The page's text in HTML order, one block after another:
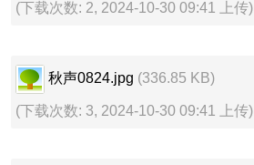
(下载次数: 2, 2024-10-30 09:41 上传)
秋声0824.jpg (336.85 KB)
(下载次数: 3, 2024-10-30 09:41 上传)